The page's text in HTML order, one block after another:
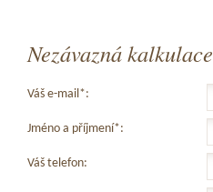
Nezávazná kalkulace
Váš e-mail*:
Jméno a příjmení*:
Váš telefon: